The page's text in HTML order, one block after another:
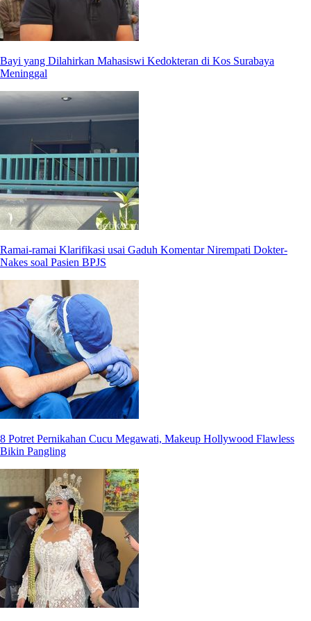
Bayi yang Dilahirkan Mahasiswi Kedokteran di Kos Surabaya
Meninggal
Ramai-ramai Klarifikasi usai Gaduh Komentar Nirempati Dokter-
Nakes soal Pasien BPJS
8 Potret Pernikahan Cucu Megawati, Makeup Hollywood Flawless
Bikin Pangling